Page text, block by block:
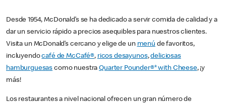
Desde 1954, McDonald’s se ha dedicado a servir comida de calidad y a
dar un servicio rápido a precios asequibles para nuestros clientes.
Visita un McDonald’s cercano y elige de un menú de favoritos,
incluyendocafé de McCafé®, ricos desayunos,deliciosas
hamburguesas como nuestraQuarter Pounder®* with Cheese, ¡y
más!
Los restaurantes a nivel nacional ofrecen un gran número de